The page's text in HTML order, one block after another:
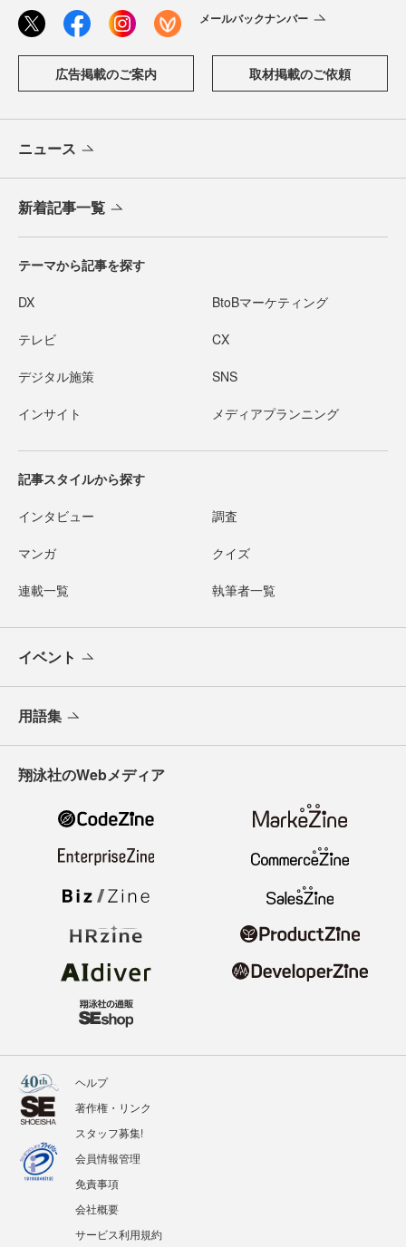
メールバックナンバー
広告掲載のご案内 取材掲載のご依頼
ニュース
新着記事一覧
テーマから記事を探す
DX BtoBマーケティング
テレビ CX
デジタル施策 SNS
インサイト メディアプランニング
記事スタイルから探す
インタビュー 調査
マンガ クイズ
連載一覧 執筆者一覧
イベント
用語集
翔泳社のWebメディア
ヘルプ
著作権・リンク
スタッフ募集!
会員情報管理
免責事項
会社概要
サービス利用規約